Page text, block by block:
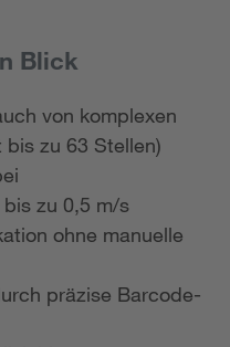
Blick
von komplexen
zu 63 Stellen)
zu 0,5 m/s
ohne manuelle
präzise Barcode-